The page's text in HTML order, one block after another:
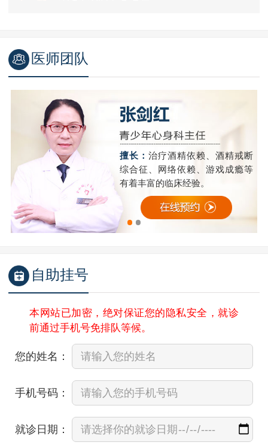
医师团队
擅长：治疗酒精依赖、酒精戒断
综合征、网络依赖、游戏成瘾等
有着丰富的临床经验。
自助挂号
本网站已加密，绝对保证您的隐私安全，就诊
前通过手机号免排队等候。
您的姓名：
手机号码：
就诊日期：